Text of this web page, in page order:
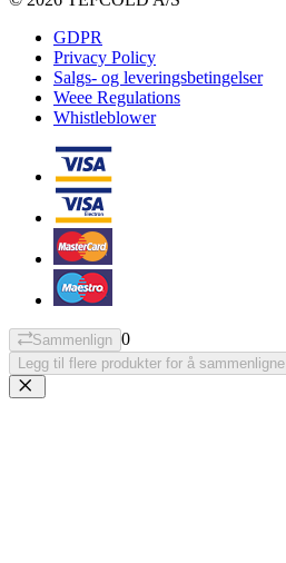
GDPR
Privacy Policy
Salgs- og leveringsbetingelser
Weee Regulations
Whistleblower
Sammenlign 0
Legg til flere produkter for å sammenligne